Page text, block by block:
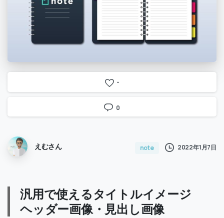
-
0
えむさん note 2022年1月7日
汎用で使えるタイトルイメージ
ヘッダー画像・見出し画像